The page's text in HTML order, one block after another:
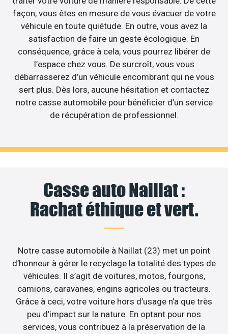
façon, vous êtes en mesure de vous évacuer de votre
véhicule en toute quiétude. En outre, vous avez la
satisfaction de faire un geste écologique. En
conséquence, grâce à cela, vous pourrez libérer de
l’espace chez vous. De surcroît, vous vous
débarrasserez d’un véhicule encombrant qui ne vous
sert plus. Dès lors, aucune hésitation et contactez
notre casse automobile pour bénéficier d’un service
de récupération de professionnel.
Casse auto Naillat :
Rachat éthique et vert.
Notre casse automobile à Naillat (23) met un point
d’honneur à gérer le recyclage la totalité des types de
véhicules. Il s’agit de voitures, motos, fourgons,
camions, caravanes, engins agricoles ou tracteurs.
Grâce à ceci, votre voiture hors d’usage n’a que très
peu d’impact sur la nature. En optant pour nos
services, vous contribuez à la préservation de la